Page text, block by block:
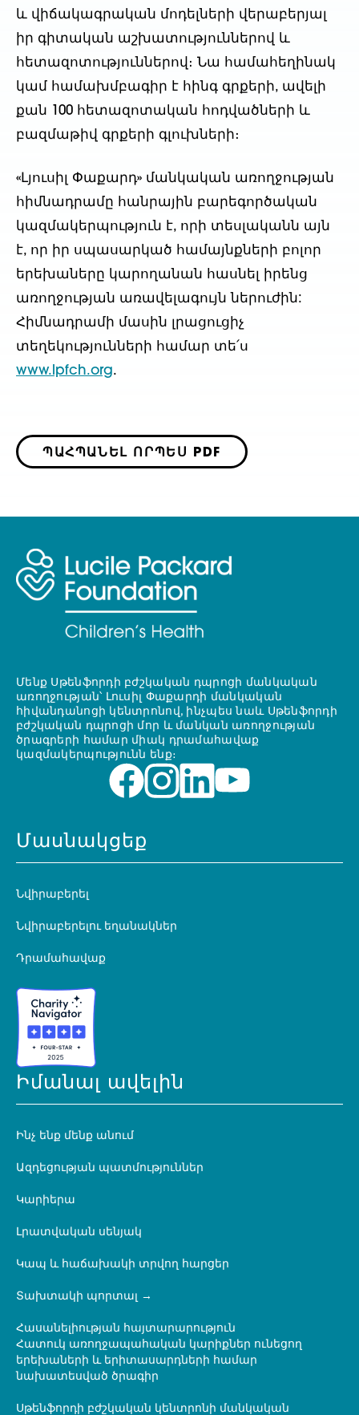
և վիճակագրական մոդելների վերաբերյալ
իր գիտական աշխատություններով և
հետազոտություններով։ Նա համահեղինակ
կամ համախմբագիր է հինգ գրքերի, ավելի
քան 100 հետազոտական հոդվածների և
բազմաթիվ գրքերի գլուխների։
«Լյուսիլ Փաքարդ» մանկական առողջության
հիմնադրամը հանրային բարեգործական
կազմակերպություն է, որի տեսլականն այն
է, որ իր սպասարկած համայնքների բոլոր
երեխաները կարողանան հասնել իրենց
առողջության առավելագույն ներուժին:
Հիմնադրամի մասին լրացուցիչ
տեղեկությունների համար տե՛ս
www.lpfch.org.
ՊԱՀՊԱՆԵԼ ՈՐՊԵՍ PDF
Մենք Սթենֆորդի բժշկական դպրոցի մանկական
առողջության՝ Լուսիլ Փաքարդի մանկական
հիվանդանոցի կենտրոնով, ինչպես նաև Սթենֆորդի
բժշկական դպրոցի մոր և մանկան առողջության
ծրագրերի համար միակ դրամահավաք
կազմակերպությունն ենք։
Մասնակցեք
Նվիրաբերել
Նվիրաբերելու եղանակներ
Դրամահավաք
Իմանալ ավելին
Ինչ ենք մենք անում
Ազդեցության պատմություններ
Կարիերա
Լրատվական սենյակ
Կապ և հաճախակի տրվող հարցեր
Տախտակի պորտալ
Հասանելիության հայտարարություն
Հատուկ առողջապահական կարիքներ ունեցող
երեխաների և երիտասարդների համար
նախատեսված ծրագիր
Սթենֆորդի բժշկական կենտրոնի մանկական